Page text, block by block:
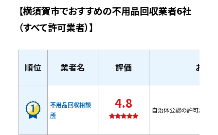
問い合わせ時の基本情報
問い合わせ時の基本情報
【横須賀市でおすすめの不用品回収業者6社
（すべて許可業者）】
順位 業者名 評価 おす
不用品回収相談
所
4.8 自治体公認の許可業者な